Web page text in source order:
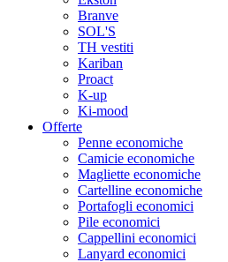
Branve
SOL'S
TH vestiti
Kariban
Proact
K-up
Ki-mood
Offerte
Penne economiche
Camicie economiche
Magliette economiche
Cartelline economiche
Portafogli economici
Pile economici
Cappellini economici
Lanyard economici